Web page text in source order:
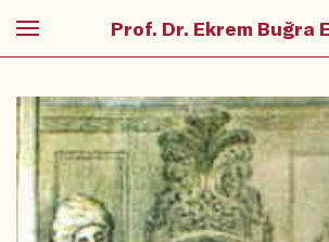
Prof. Dr. Ekrem Buğra